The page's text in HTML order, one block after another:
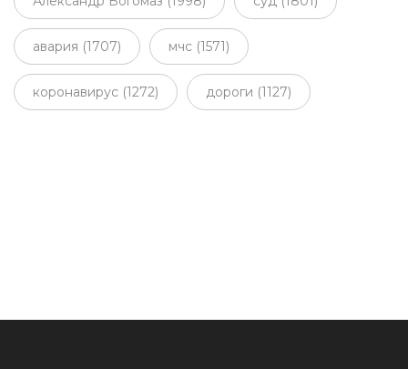
авария (1707) мчс (1571)
коронавирус (1272) дороги (1127)